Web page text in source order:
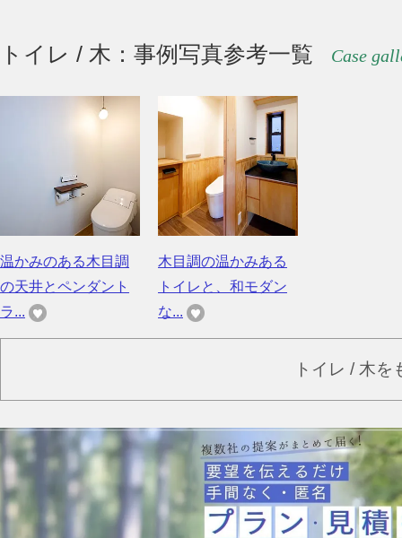
トイレ / 木：事例写真参考一覧 Case
温かみのある木目調
の天井とペンダント
ラ...
木目調の温かみある
トイレと、和モダン
な...
トイレ / 木を